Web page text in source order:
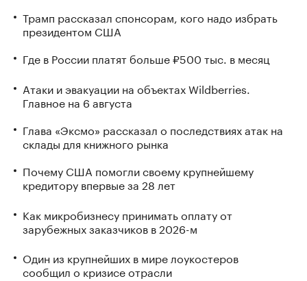
Трамп рассказал спонсорам, кого надо избрать
президентом США
Где в России платят больше ₽500 тыс. в месяц
Атаки и эвакуации на объектах Wildberries.
Главное на 6 августа
Глава «Эксмо» рассказал о последствиях атак на
склады для книжного рынка
Почему США помогли своему крупнейшему
кредитору впервые за 28 лет
Как микробизнесу принимать оплату от
зарубежных заказчиков в 2026-м
Один из крупнейших в мире лоукостеров
сообщил о кризисе отрасли